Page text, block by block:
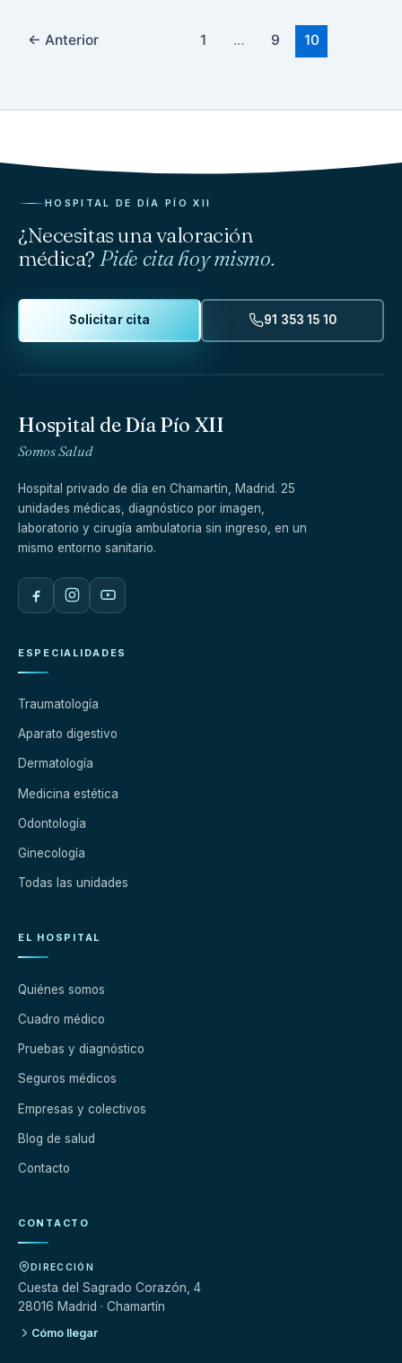
← Anterior 1 … 9 10
HOSPITAL DE DÍA PÍO XII
¿Necesitas una valoración
médica? Pide cita hoy mismo.
Solicitar cita 91 353 15 10
Hospital de Día Pío XII
Somos Salud
Hospital privado de día en Chamartín, Madrid. 25
unidades médicas, diagnóstico por imagen,
laboratorio y cirugía ambulatoria sin ingreso, en un
mismo entorno sanitario.
ESPECIALIDADES
Traumatología
Aparato digestivo
Dermatología
Medicina estética
Odontología
Ginecología
Todas las unidades
EL HOSPITAL
Quiénes somos
Cuadro médico
Pruebas y diagnóstico
Seguros médicos
Empresas y colectivos
Blog de salud
Contacto
CONTACTO
DIRECCIÓN
Cuesta del Sagrado Corazón, 4
28016 Madrid · Chamartín
Cómo llegar